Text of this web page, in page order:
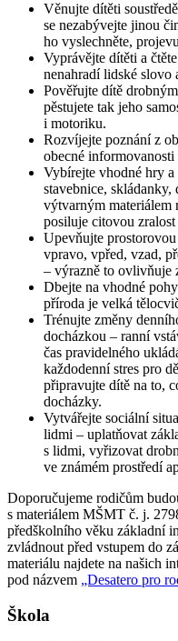
Věnujte dítěti
se nezabývejte jinou
ho vyslechněte,
Vyprávějte dítěti a
nenahradí lidské slovo
Pověřujte dítě
pěstujete tak jeho
i motoriku.
Rozvíjejte poznání z
obecné
Vybírejte vhodné hry
stavebnice,
výtvarným materiálem
posiluje citovou zralost
Upevňujte
vpravo, vpřed, vzad,
– výrazně to ovlivňuje
Dbejte na vhodné
příroda je velká
Trénujte změny
docházkou – ranní
čas pravidelného
každodenní stres pro
připravujte dítě na to,
docházky.
Vytvářejte sociální
lidmi – uplatňovat
s lidmi, vyřizovat
ve známém prostředí
Doporučujeme rodičům
s materiálem MŠMT č. j.
předškolního věku základní
zvládnout před vstupem do
materiálu najdete na našich
pod názvem „Desatero pro
Škola